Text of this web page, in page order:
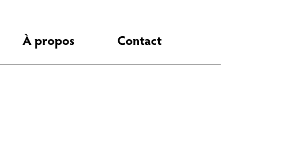
À propos Contact